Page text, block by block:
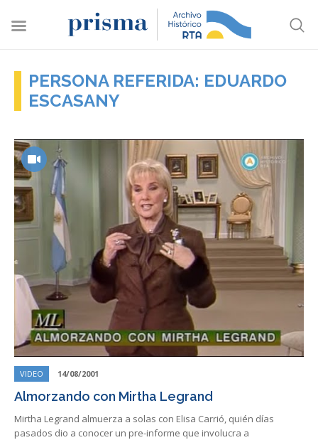
PERSONA REFERIDA: EDUARDO
ESCASANY
VIDEO 14/08/2001
Almorzando con Mirtha Legrand
Mirtha Legrand almuerza a solas con Elisa Carrió, quién días
pasados dio a conocer un pre-informe que involucra a